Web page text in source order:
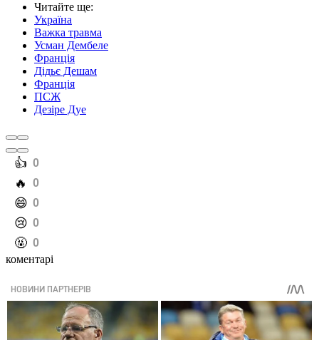
Читайте ще:
Україна
Важка травма
Усман Дембеле
Франція
Дідьє Дешам
Франція
ПСЖ
Дезіре Дуе
️👍 0
️🔥 0
️😄 0
️😢 0
️🤬 0
коментарі